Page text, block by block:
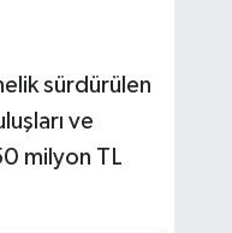
sürdürülen
ve
milyon TL